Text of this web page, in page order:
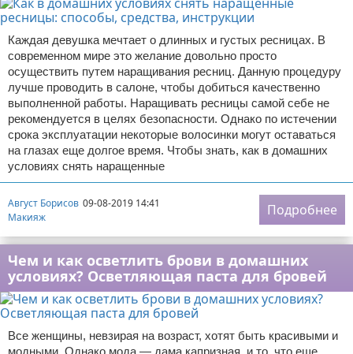
Каждая девушка мечтает о длинных и густых ресницах. В
современном мире это желание довольно просто
осуществить путем наращивания ресниц. Данную процедуру
лучше проводить в салоне, чтобы добиться качественно
выполненной работы. Наращивать ресницы самой себе не
рекомендуется в целях безопасности. Однако по истечении
срока эксплуатации некоторые волосинки могут оставаться
на глазах еще долгое время. Чтобы знать, как в домашних
условиях снять наращенные
Август Борисов 09-08-2019 14:41
Макияж
Подробнее
Чем и как осветлить брови в домашних
условиях? Осветляющая паста для бровей
Все женщины, невзирая на возраст, хотят быть красивыми и
модными. Однако мода — дама капризная, и то, что еще